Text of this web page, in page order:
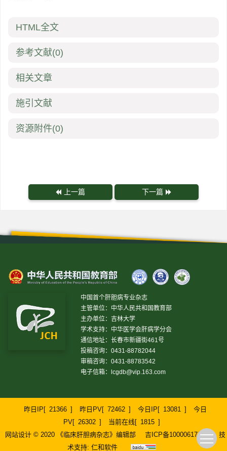
HTML全文
参考文献(0)
相关文章
施引文献
资源附件(0)
上一篇 下一篇
中国首个肝胆病专业杂志
主管单位：中华人民共和国教育部
主办单位：吉林大学
学术支持：中华医学会肝病学分会
通信地址：长春市新疆街461号
投稿咨询：0431-88782044
审稿咨询：0431-88783542
电子信箱：
lcgdb@vip.163.com
昨日IP[ 21366 ] 昨日PV[ 72462 ] 今日IP[ 13081 ]
今日
PV[ 26302 ] 当前在线[ 1815 ]
网站设计 © 2020 《临床肝胆病杂志》编辑部
吉ICP备10000617号-1
技
术支持: 仁和软件